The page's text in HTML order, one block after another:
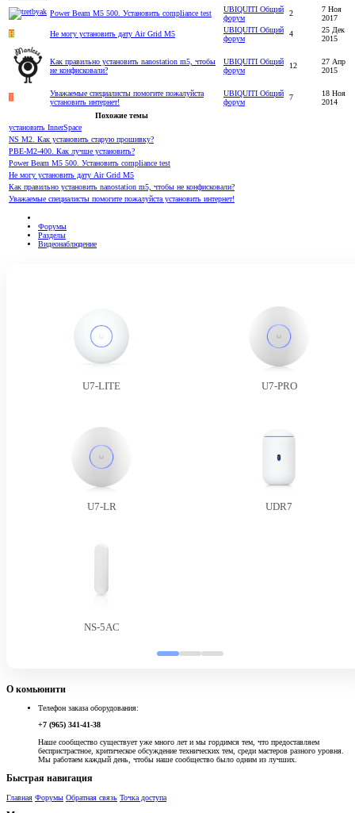
Power Beam M5 500. Установить compliance test
UBIQUITI Общий
форум
2
7 Ноя
2017
H
Не могу установить дату Air Grid M5
UBIQUITI Общий
форум
4
25 Дек
2015
Как правильно установить nanostation m5, чтобы
не конфисковали?
UBIQUITI Общий
форум
12
27 Апр
2015
T
Уважаемые специалисты помогите пожалуйста
установить интернет!
UBIQUITI Общий
форум
7
18 Ноя
2014
Похожие темы
установить InnerSpace
NS M2. Как установить старую прошивку?
PBE-M2-400. Как лучше установить?
Power Beam M5 500. Установить compliance test
Не могу установить дату Air Grid M5
Как правильно установить nanostation m5, чтобы не конфисковали?
Уважаемые специалисты помогите пожалуйста установить интернет!
Форумы
Разделы
Видеонаблюдение
U7-LITE U7-PRO
U7-LR UDR7
NS-5AC
О комьюнити
Телефон заказа оборудования:
+7 (965) 341-41-38
Наше сообщество существует уже много лет и мы гордимся тем, что предоставляем
беспристрастное, критическое обсуждение технических тем, среди мастеров разного уровня.
Мы работаем каждый день, чтобы наше сообщество было одним из лучших.
Быстрая навигация
Главная Форумы Обратная связь Точка доступа